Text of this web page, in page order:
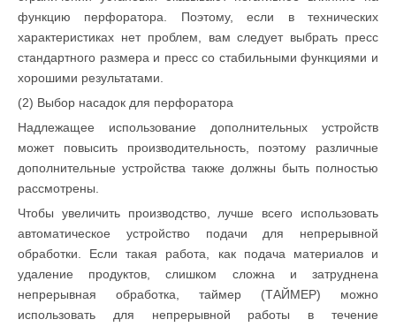
функцию перфоратора. Поэтому, если в технических
характеристиках нет проблем, вам следует выбрать пресс
стандартного размера и пресс со стабильными функциями и
хорошими результатами.
(2) Выбор насадок для перфоратора
Надлежащее использование дополнительных устройств
может повысить производительность, поэтому различные
дополнительные устройства также должны быть полностью
рассмотрены.
Чтобы увеличить производство, лучше всего использовать
автоматическое устройство подачи для непрерывной
обработки. Если такая работа, как подача материалов и
удаление продуктов, слишком сложна и затруднена
непрерывная обработка, таймер (ТАЙМЕР) можно
использовать для непрерывной работы в течение